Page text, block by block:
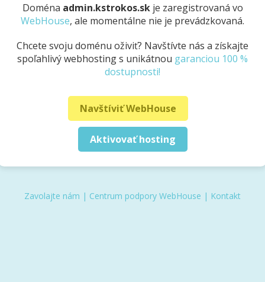
Doména admin.kstrokos.skje zaregistrovaná vo
WebHouse, ale momentálne nie je prevádzkovaná.
Chcete svoju doménu oživiť? Navštívte nás a získajte
spoľahlivý webhosting s unikátnou garanciou 100 %
dostupnosti!
Navštíviť WebHouse
Aktivovať hosting
Zavolajte nám | Centrum podpory WebHouse | Kontakt